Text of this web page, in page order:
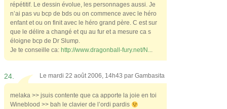
répétitif. Le dessin évolue, les personnages aussi. Je
n’ai pas vu bcp de bds ou on commence avec le héro
enfant et ou on finit avec le héro grand père. C est sur
que le délire a changé et qu au fur et a mesure ca s
éloigne bcp de Dr Slump.
Je te conseille ca: http://www.dragonball-fury.net/N...
24. Le mardi 22 août 2006, 14h43 par Gambasita
melaka >> jsuis contente que ca apporte la joie en toi
Wineblood >> bah le clavier de l’ordi pardis